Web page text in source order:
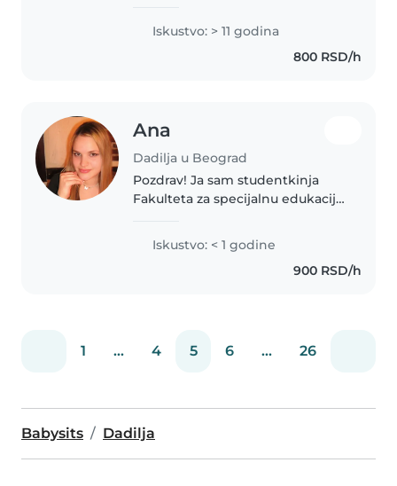
15 godina, kako za inostrane tako
i za domaće porodice.
Здравствуйте. Меня зовут
Iskustvo: > 11 godina
800 RSD/h
Ana
Dadilja u Beograd
Pozdrav! Ja sam studentkinja
Fakulteta za specijalnu edukaciju
decom. Takođe sam ljubitelj
kućnih ljubimcima. Odgovorna
sam, prijatna i saosećajna...
Iskustvo: < 1 godine
900 RSD/h
1 ... 4 5 6 ... 26
Babysits Dadilja